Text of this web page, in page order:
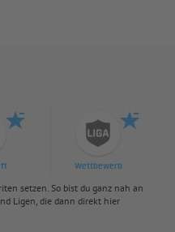
Wettbewerb
setzen. So bist du ganz nah an
Ligen, die dann direkt hier